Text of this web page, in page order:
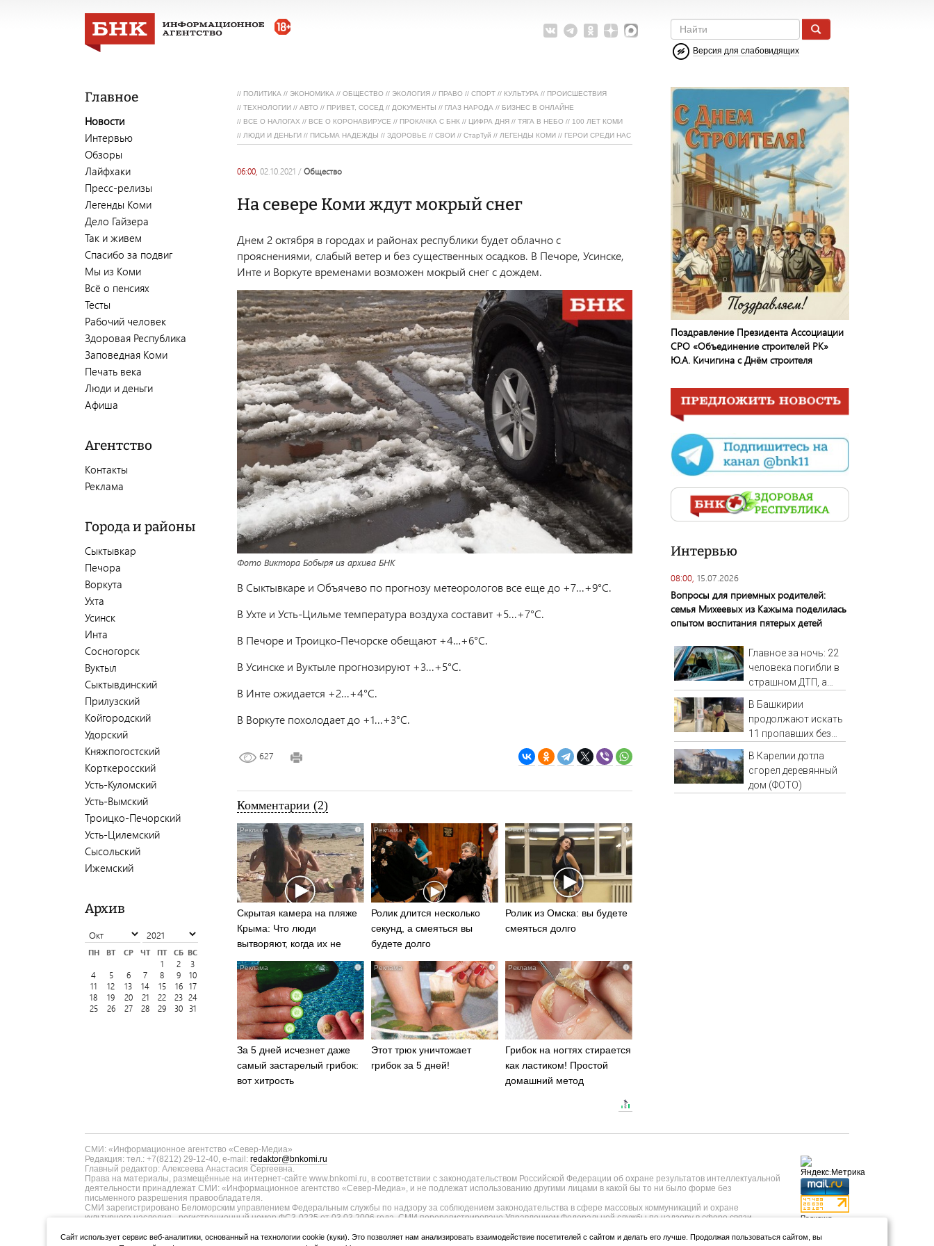
Версия для слабовидящих
Главное
Новости
Интервью
Обзоры
Лайфхаки
Пресс-релизы
Легенды Коми
Дело Гайзера
Так и живем
Спасибо за подвиг
Мы из Коми
Всё о пенсиях
Тесты
Рабочий человек
Здоровая Республика
Заповедная Коми
Печать века
Люди и деньги
Афиша
Агентство
Контакты
Реклама
Города и районы
Сыктывкар
Печора
Воркута
Ухта
Усинск
Инта
Сосногорск
Вуктыл
Сыктывдинский
Прилузский
Койгородский
Удорский
Княжпогостский
Корткеросский
Усть-Куломский
Усть-Вымский
Троицко-Печорский
Усть-Цилемский
Сысольский
Ижемский
Архив
ПН ВТ СР ЧТ ПТ СБ ВС
1
2
3
4
5 6 7 8 9
10
11
12 13 14 15 16
17
18
19 20 21 22 23 24
25
26 27 28 29 30 31
// ПОЛИТИКА // ЭКОНОМИКА // ОБЩЕСТВО // ЭКОЛОГИЯ // ПРАВО // СПОРТ // КУЛЬТУРА // ПРОИСШЕСТВИЯ
// ТЕХНОЛОГИИ // АВТО // ПРИВЕТ, СОСЕД // ДОКУМЕНТЫ // ГЛАЗ НАРОДА // БИЗНЕС В ОНЛАЙНЕ
// ВСЕ О НАЛОГАХ // ВСЕ О КОРОНАВИРУСЕ // ПРОКАЧКА С БНК // ЦИФРА ДНЯ // ТЯГА В НЕБО // 100 ЛЕТ КОМИ
// ЛЮДИ И ДЕНЬГИ // ПИСЬМА НАДЕЖДЫ // ЗДОРОВЬЕ // СВОИ // СтарТуй // ЛЕГЕНДЫ КОМИ // ГЕРОИ СРЕДИ НАС
06:00, 02.10.2021 / общество
На севере Коми ждут мокрый снег
Днем 2 октября в городах и районах республики будет облачно с
прояснениями, слабый ветер и без существенных осадков. В Печоре, Усинске,
Инте и Воркуте временами возможен мокрый снег с дождем.
Фото Виктора Бобыря из архива БНК
В Сыктывкаре и Объячево по прогнозу метеорологов все еще до +7...+9°C.
В Ухте и Усть-Цильме температура воздуха составит +5...+7°C.
В Печоре и Троицко-Печорске обещают +4…+6°C.
В Усинске и Вуктыле прогнозируют +3...+5°C.
В Инте ожидается +2...+4°C.
В Воркуте похолодает до +1...+3°C.
627
Комментарии (2)
i
Скрытая камера на пляже
Крыма: Что люди
вытворяют, когда их не
видят...
i
Ролик длится несколько
секунд, а смеяться вы
будете долго
i
Ролик из Омска: вы будете
смеяться долго
i
За 5 дней исчезнет даже
самый застарелый грибок:
вот хитрость
i
Этот трюк уничтожает
грибок за 5 дней!
i
Грибок на ногтях стирается
как ластиком! Простой
домашний метод
Поздравление Президента Ассоциации
СРО «Объединение строителей РК»
Ю.А. Кичигина с Днём строителя
Интервью
08:00, 15.07.2026
Вопросы для приемных родителей:
семья Михеевых из Кажыма поделилась
опытом воспитания пятерых детей
Главное за ночь: 22
человека погибли в
страшном ДТП, а
на отдых в Турции
В Башкирии
продолжают искать
11 пропавших без
В Карелии дотла
сгорел деревянный
дом (ФОТО)
СМИ: «Информационное агентство «Север-Медиа»
Редакция: тел.: +7(8212) 29-12-40, e-mail: redaktor@bnkomi.ru
Главный редактор: Алексеева Анастасия Сергеевна.
Права на материалы, размещённые на интернет-сайте www.bnkomi.ru, в соответствии с законодательством Российской Федерации об охране результатов интеллектуальной
деятельности принадлежат СМИ: «Информационное агентство «Север-Медиа», и не подлежат использованию другими лицами в какой бы то ни было форме без
письменного разрешения правообладателя.
СМИ зарегистрировано Беломорским управлением Федеральным службы по надзору за соблюдением законодательства в сфере массовых коммуникаций и охране
культурного наследия - регистрационный номер ФС3-0225 от 03.03.2006 года. СМИ перерегистрировано Управлением Федеральной службы по надзору в сфере связи,
ТУ11-00371 от 01.06.2017 года. В запись о регистрации СМИ внесены изменения Федеральной службы по надзору в сфере связи, информационных технологий и массовых
Политика
Использование
Cайт использует сервис веб-аналитики, основанный на технологии cookie (куки). Это позволяет нам анализировать взаимодействие посетителей с сайтом и делать его лучше. Продолжая пользоваться сайтом, вы